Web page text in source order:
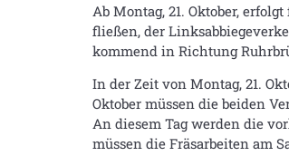
Ab Montag, 21. Oktober,
fließen, der
kommend in Richtung
In der Zeit von Montag, 21.
Oktober müssen die beiden
An diesem Tag werden die
müssen die Fräsarbeiten am